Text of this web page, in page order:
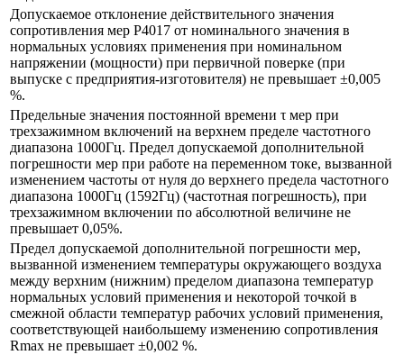
Допускаемое отклонение действительного значения
сопротивления мер Р4017 от номинального значения в
нормальных условиях применения при номинальном
напряжении (мощности) при первичной поверке (при
выпуске с предприятия-изготовителя) не превышает ±0,005
%.
Предельные значения постоянной времени τ мер при
трехзажимном включений на верхнем пределе частотного
диапазона 1000Гц. Предел допускаемой дополнительной
погрешности мер при работе на переменном токе, вызванной
изменением частоты от нуля до верхнего предела частотного
диапазона 1000Гц (1592Гц) (частотная погрешность), при
трехзажимном включении по абсолютной величине не
превышает 0,05%.
Предел допускаемой дополнительной погрешности мер,
вызванной изменением температуры окружающего воздуха
между верхним (нижним) пределом диапазона температур
нормальных условий применения и некоторой точкой в
смежной области температур рабочих условий применения,
соответствующей наибольшему изменению сопротивления
Rmax не превышает ±0,002 %.